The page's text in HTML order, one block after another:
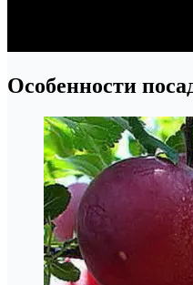
Особенности